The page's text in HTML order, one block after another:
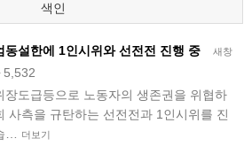
색인
새창
동설한에 1인시위와 선전전 진행 중
5,532
장도급등으로 노동자의 생존권을 위협하
사측을 규탄하는 선전전과 1인시위를 진
…
더보기